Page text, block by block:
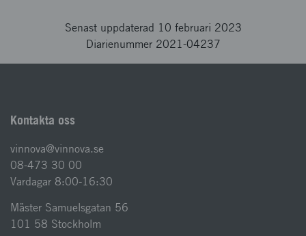
Senast uppdaterad 10 februari 2023
Diarienummer 2021-04237
Kontakta oss
vinnova@vinnova.se
08-473 30 00
Vardagar 8:00-16:30
Mäster Samuelsgatan 56
101 58 Stockholm